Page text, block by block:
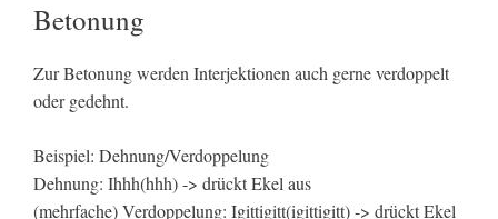
Betonung
Zur Betonung werden Interjektionen auch gerne verdoppelt
oder gedehnt.
Beispiel: Dehnung/Verdoppelung
Dehnung: Ihhh(hhh) -> drückt Ekel aus
(mehrfache) Verdoppelung: Igittigitt(igittigitt) -> drückt Ekel